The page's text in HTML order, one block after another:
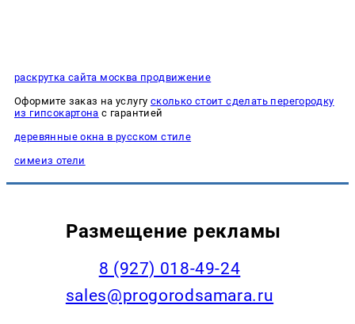
раскрутка сайта москва продвижение
Оформите заказ на услугу сколько стоит сделать перегородку
из гипсокартона с гарантией
деревянные окна в русском стиле
симеиз отели
Размещение рекламы
8 (927) 018-49-24
sales@progorodsamara.ru